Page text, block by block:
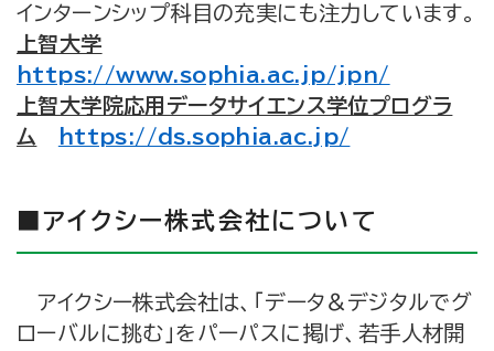
インターンシップ科目の充実にも注力しています。
上智大学
https://www.sophia.ac.jp/jpn/
上智大学院応用データサイエンス学位プログラ
ム
https://ds.sophia.ac.jp/
■アイクシー株式会社について
アイクシー株式会社は、「データ＆デジタルでグ
ローバルに挑む」をパーパスに掲げ、若手人材開